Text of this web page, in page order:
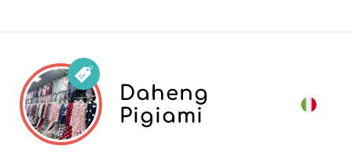
Daheng
Pigiami